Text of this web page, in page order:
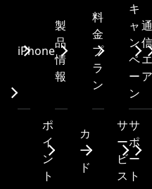
iPhone
製
品
情
報
料
金
プ
ラ
ン
キ
ャ
ン
ペ
ー
ン
通
ア
ポ
イ
ン
ト
カ
ー
ド
サ
ー
ビ
ス
サ
ポ
ー
ト